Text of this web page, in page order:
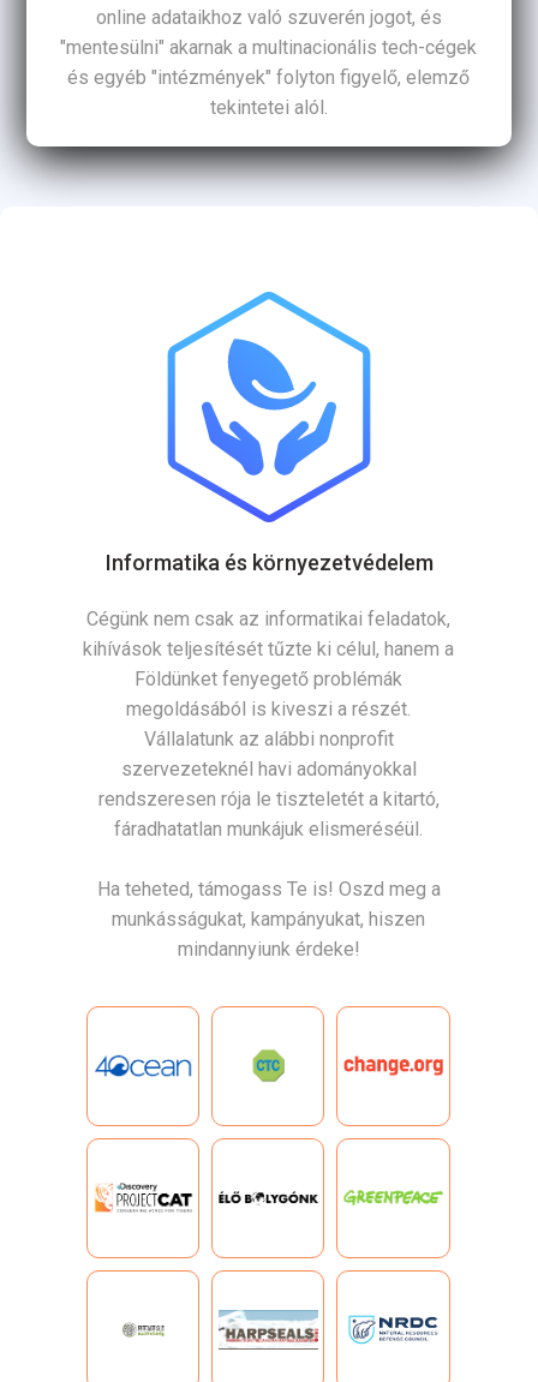
online adataikhoz való szuverén jogot, és
"mentesülni" akarnak a multinacionális tech-cégek
és egyéb "intézmények" folyton figyelő, elemző
tekintetei alól.
Informatika és környezetvédelem
Cégünk nem csak az informatikai feladatok,
kihívások teljesítését tűzte ki célul, hanem a
Földünket fenyegető problémák
megoldásából is kiveszi a részét.
Vállalatunk az alábbi nonprofit
szervezeteknél havi adományokkal
rendszeresen rója le tiszteletét a kitartó,
fáradhatatlan munkájuk elismeréséül.
Ha teheted, támogass Te is! Oszd meg a
munkásságukat, kampányukat, hiszen
mindannyiunk érdeke!